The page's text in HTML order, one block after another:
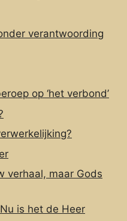
verantwoording
op ‘het verbond’
verhaal, maar Gods
is het de Heer